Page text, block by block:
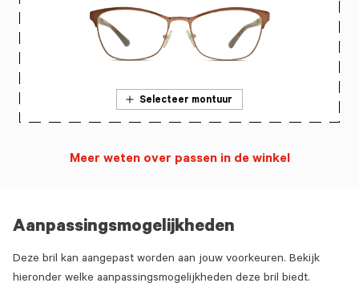
Aanpassingsmogelijkheden
Deze bril kan aangepast worden aan jouw voorkeuren. Bekijk
hieronder welke aanpassingsmogelijkheden deze bril biedt.
Selecteer montuur
Meer weten over passen in de winkel